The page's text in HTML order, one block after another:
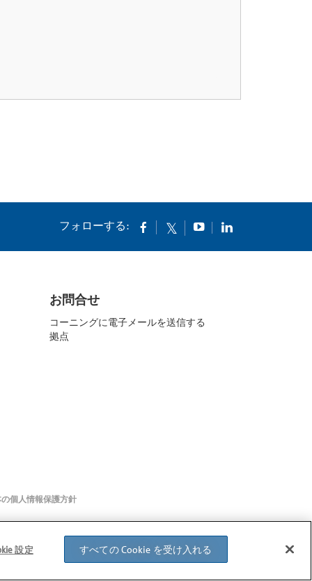
フォローする:
お問合せ
コーニングに電子メールを送信する
拠点
の個人情報保護方針
設定 すべての Cookie を受け入れる